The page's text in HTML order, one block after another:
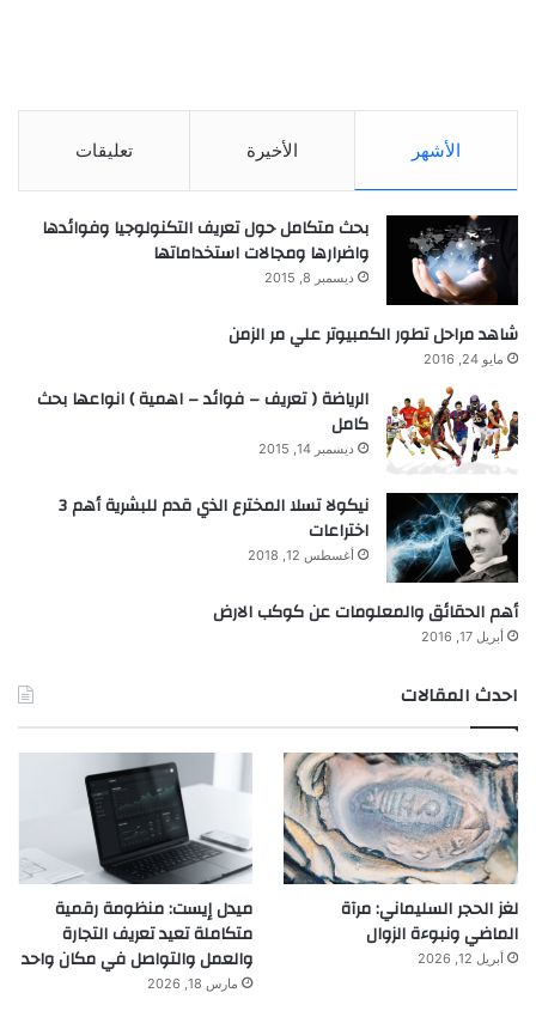
الأشهر الأخيرة تعليقات
بحث متكامل حول تعريف التكنولوجيا وفوائدها
واضرارها ومجالات استخداماتها
ديسمبر 8, 2015
شاهد مراحل تطور الكمبيوتر علي مر الزمن
مايو 24, 2016
الرياضة ( تعريف – فوائد – اهمية ) انواعها بحث
كامل
ديسمبر 14, 2015
نيكولا تسلا المخترع الذي قدم للبشرية أهم 3
اختراعات
أغسطس 12, 2018
أهم الحقائق والمعلومات عن كوكب الارض
أبريل 17, 2016
احدث المقالات
لغز الحجر السليماني: مرآة
الماضي ونبوءة الزوال
أبريل 12, 2026
ميدل إيست: منظومة رقمية
متكاملة تعيد تعريف التجارة
والعمل والتواصل في مكان واحد
مارس 18, 2026